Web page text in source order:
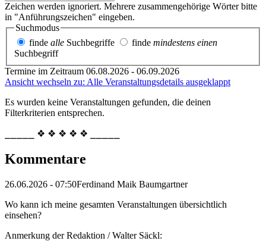
Zeichen werden ignoriert. Mehrere zusammengehörige Wörter bitte
in "Anführungszeichen" eingeben.
Suchmodus
finde alle Suchbegriffe finde mindestens einen
Suchbegriff
Termine im Zeitraum 06.08.2026 - 06.09.2026
Ansicht wechseln zu: Alle Veranstaltungsdetails ausgeklappt
Es wurden keine Veranstaltungen gefunden, die deinen
Filterkriterien entsprechen.
⎯⎯⎯⎯⎯ ❖ ❖ ❖ ❖ ❖ ⎯⎯⎯⎯⎯
Kommentare
26.06.2026 - 07:50Ferdinand Maik Baumgartner
Wo kann ich meine gesamten Veranstaltungen übersichtlich
einsehen?
Anmerkung der Redaktion /Walter Säckl: